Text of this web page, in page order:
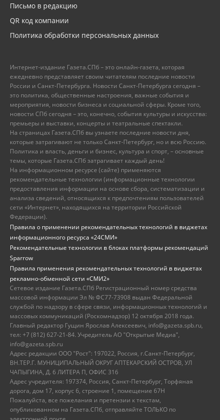
Письмо в редакцию
QR код компании
Политика обработки персональных данных
Интернет-издание Газета.СПб – это онлайн-газета, которая
ежедневно представляет своим читателям последние новости
России и Санкт-Петербурга. Новости Санкт-Петербурга сегодня –
это политика, общественные настроения, важные события и
мероприятия, новости бизнеса и социальной сферы. Кроме того,
новости СПб сегодня – это, конечно, события культуры и искусства:
премьеры и выставки, концерты и театральные спектакли.
На страницах Газета.СПб вы узнаете последние новости дня,
которые затрагивают не только Санкт-Петербург, но и всю Россию.
Политика и власть, деньги и бизнес, культура и спорт, – основные
темы, которые Газета.СПб затрагивает каждый день!
На информационном ресурсе (сайте) применяются
рекомендательные технологии (информационные технологии
предоставления информации на основе сбора, систематизации и
анализа сведений, относящихся к предпочтениям пользователей
сети «Интернет», находящихся на территории Российской
Федерации).
Правила о применении рекомендательных технологий в виджетах
информационного ресурса «24СМИ»
Рекомендательные технологии в блоках платформы рекомендаций
Sparrow
Правила применения рекомендательных технологий в виджетах
рекламно-обменной сети «СМИ2»
Сетевое издание Газета.СПб Регистрационный номер средства
массовой информации Эл № ФС77-73908 выдан Федеральной
службой по надзору в сфере связи, информационных технологий и
массовых коммуникаций (Роскомнадзор) 12 октября 2018 года.
Главный редактор Гущин Ярослав Алексеевич, info@gazeta.spb.ru,
тел: +7 (812) 627-21-84. Учредитель АО "Открытые Медиа",
info@gazeta.spb.ru
Адрес редакции ООО "Рост": 197022, Россия, г.Санкт-Петербург,
ВН.ТЕР.Г. МУНИЦИПАЛЬНЫЙ ОКРУГ АПТЕКАРСКИЙ ОСТРОВ, УЛ
ЧАПЫГИНА, Д. 6 ЛИТЕРА П, ОФИС 316
Адрес учредителя: 197374, Россия, Санкт-Петербург, Торфяная
дорога, дом 17, корпус 6, строение 1, помещение 67Н
Пожалуйста, все пожелания и претензии к текстам,
опубликованном на Газета.СПб, отправляйте ТОЛЬКО по